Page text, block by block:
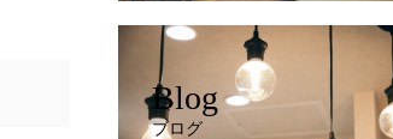
Blog
ブログ